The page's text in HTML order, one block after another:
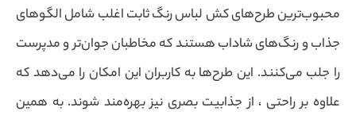
محبوب‌ترین طرح‌های کش لباس رنگ ثابت اغلب شامل الگوهای
جذاب و رنگ‌های شاداب هستند که مخاطبان جوان‌تر و مدپرست
را جلب می‌کنند. این طرح‌ها به کاربران این امکان را می‌دهد که
علاوه بر راحتی ، از جذابیت بصری نیز بهره‌مند شوند. به همین